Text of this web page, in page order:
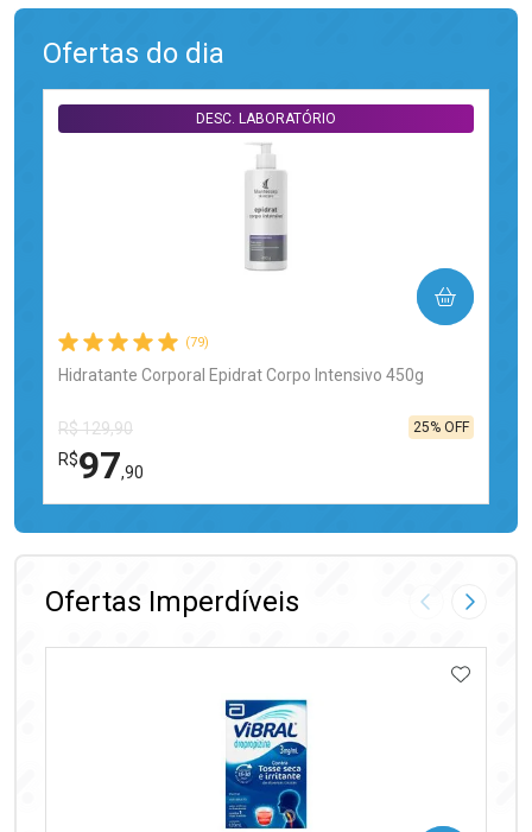
Ofertas do dia
(79)
Hidratante Corporal Epidrat Corpo Intensivo 450g
DESC. LABORATÓRIO
R$ 129,90
R$97,90
25% OFF
COMPRAR
FECHAR
FECHAR
Ofertas Imperdíveis Imagem